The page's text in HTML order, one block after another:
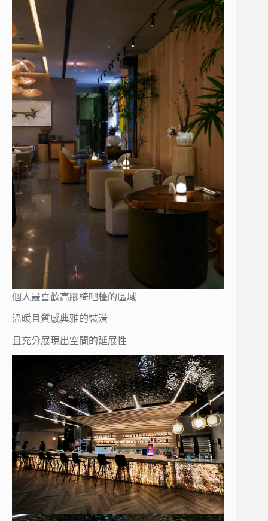
個人最喜歡高腳椅吧檯的區域
溫暖且質感典雅的裝潢
且充分展現出空間的延展性